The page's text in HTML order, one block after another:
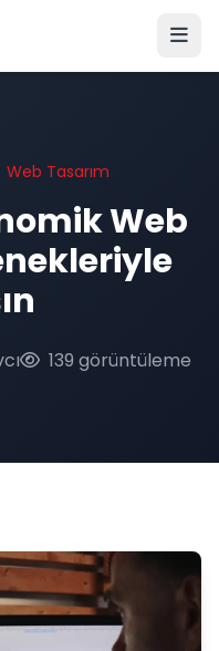
Web Tasarım
Web
139 görüntüleme